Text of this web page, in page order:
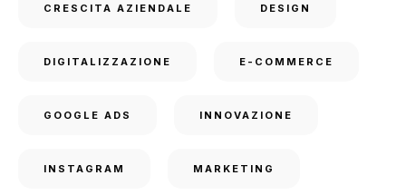
CRESCITA AZIENDALE DESIGN
DIGITALIZZAZIONE E-COMMERCE
GOOGLE ADS INNOVAZIONE
INSTAGRAM MARKETING